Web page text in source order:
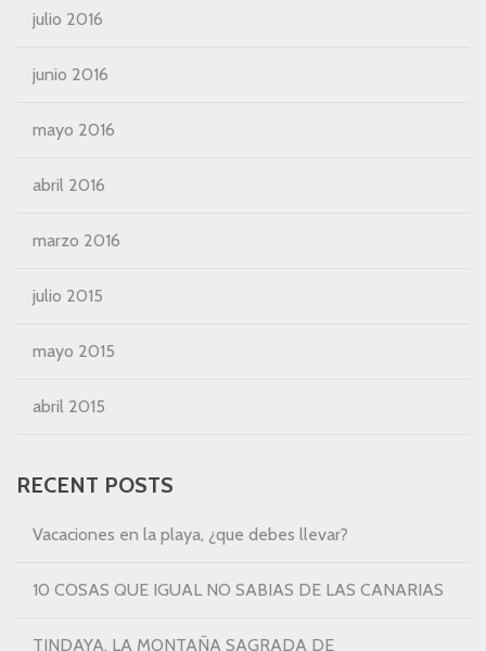
julio 2016
junio 2016
mayo 2016
abril 2016
marzo 2016
julio 2015
mayo 2015
abril 2015
RECENT POSTS
Vacaciones en la playa, ¿que debes llevar?
10 COSAS QUE IGUAL NO SABIAS DE LAS CANARIAS
TINDAYA, LA MONTAÑA SAGRADA DE